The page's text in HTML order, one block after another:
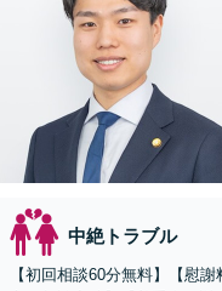
中絶トラブル
【初回相談60分無料】【慰